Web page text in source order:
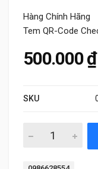
Hàng Chính Hãng
Tem QR-Code
500.000₫
SKU
Lọc gió điều hòa
Tag: